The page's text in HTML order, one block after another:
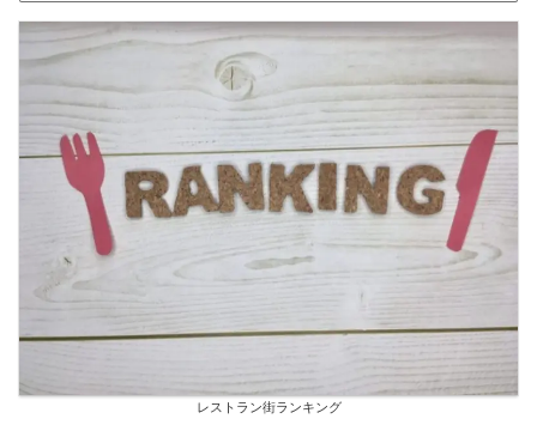
レストラン街ランキング